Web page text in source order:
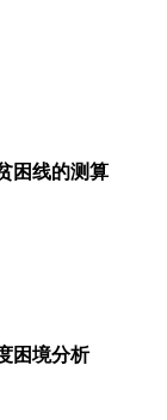
困线的测算
困境分析